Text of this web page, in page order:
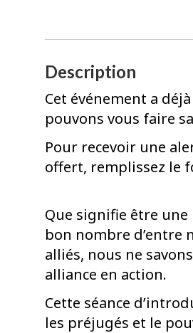
Description
Cet événement a
pouvons vous faire
Pour recevoir une
offert, remplissez le
Que signifie être
bon nombre d’entre
alliés, nous ne
alliance en action.
Cette séance
les préjugés et le